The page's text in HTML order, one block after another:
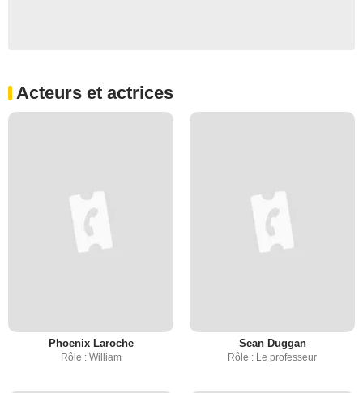
Acteurs et actrices
Phoenix Laroche
Rôle : William
Sean Duggan
Rôle : Le professeur